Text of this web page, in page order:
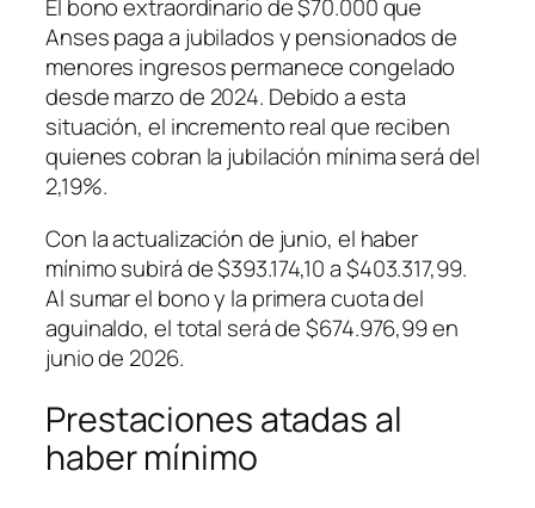
El bono extraordinario de $70.000 que
Anses paga a jubilados y pensionados de
menores ingresos permanece congelado
desde marzo de 2024. Debido a esta
situación, el incremento real que reciben
quienes cobran la jubilación mínima será del
2,19%.
Con la actualización de junio, el haber
mínimo subirá de $393.174,10 a $403.317,99.
Al sumar el bono y la primera cuota del
aguinaldo, el total será de $674.976,99 en
junio de 2026.
Prestaciones atadas al
haber mínimo